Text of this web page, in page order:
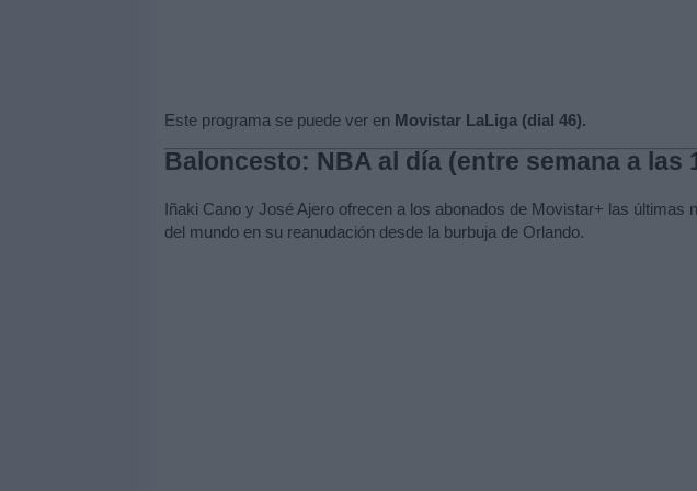
Este programa se puede ver en Movistar LaLiga (dial 46).
Baloncesto: NBA al día (entre semana a las
Iñaki Cano y José Ajero ofrecen a los abonados de Movistar+ las últimas
del mundo en su reanudación desde la burbuja de Orlando.